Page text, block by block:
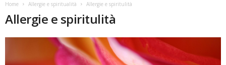
Home Allergie e spiritualità Allergie e spiritulità
Allergie e spiritulità